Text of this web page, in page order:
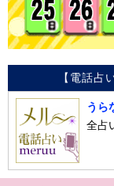
【電話占
うら
全占